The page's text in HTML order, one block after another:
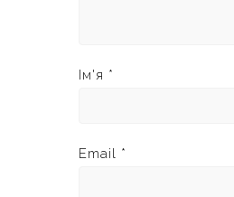
Ім'я *
Email *